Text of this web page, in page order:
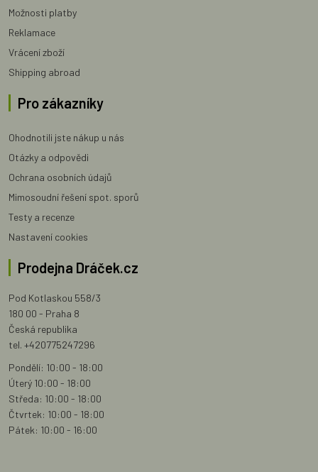
Možnosti platby
Reklamace
Vrácení zboží
Shipping abroad
Pro zákazníky
Ohodnotili jste nákup u nás
Otázky a odpovědi
Ochrana osobních údajů
Mimosoudní řešení spot. sporů
Testy a recenze
Nastavení cookies
Prodejna Dráček.cz
Pod Kotlaskou 558/3
180 00 - Praha 8
Česká republika
tel. +420775247296
Pondělí: 10:00 - 18:00
Úterý 10:00 - 18:00
Středa: 10:00 - 18:00
Čtvrtek: 10:00 - 18:00
Pátek: 10:00 - 16:00